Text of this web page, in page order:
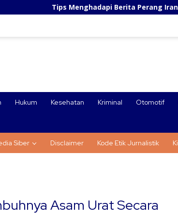
Menghadapi Berita Perang Iran-Israel: Cegah
Hukum Kesehatan Kriminal Otomotif
Siber Disclaimer Kode Etik Jurnalistik
Asam Urat Secara